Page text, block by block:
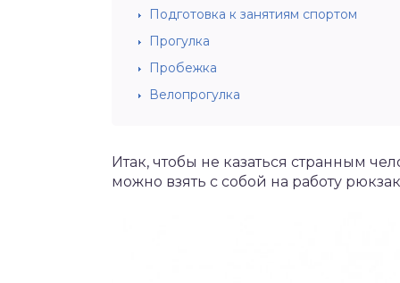
Подготовка к занятиям спортом
Прогулка
Пробежка
Велопрогулка
Итак, чтобы не казаться странным
можно взять с собой на работу